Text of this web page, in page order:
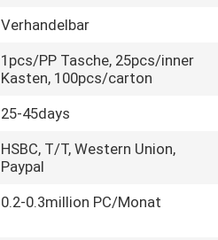
Verhandelbar
1pcs/PP Tasche, 25pcs/inner
Kasten, 100pcs/carton
25-45days
HSBC, T/T, Western Union,
Paypal
0.2-0.3million PC/Monat